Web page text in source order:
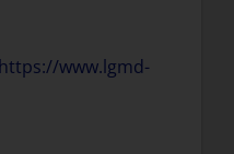
https://www.lgmd-